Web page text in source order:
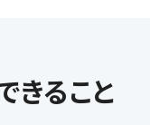
ること